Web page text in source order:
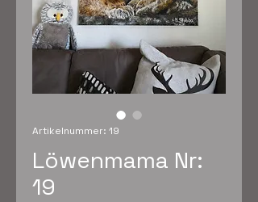
Artikelnummer: 19
Löwenmama Nr:
19